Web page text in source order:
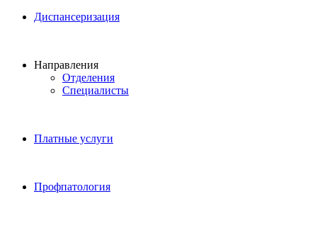
Диспансеризация
Направления
Отделения
Специалисты
Платные услуги
Профпатология